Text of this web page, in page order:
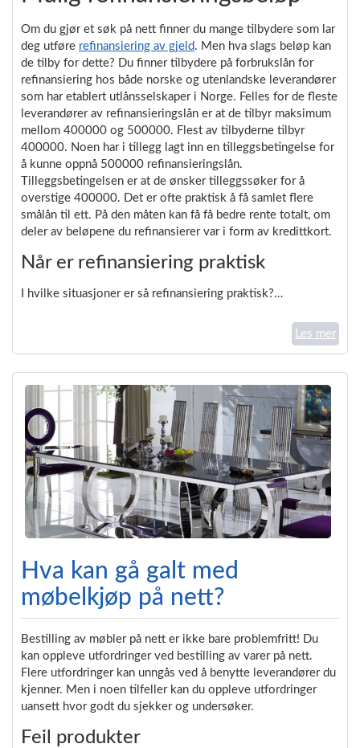
Om du gjør et søk på nett finner du mange tilbydere som lar
deg utføre refinansiering av gjeld . Men hva slags beløp kan
de tilby for dette? Du finner tilbydere på forbrukslån for
refinansiering hos både norske og utenlandske leverandører
som har etablert utlånsselskaper i Norge. Felles for de fleste
leverandører av refinansieringslån er at de tilbyr maksimum
mellom 400000 og 500000. Flest av tilbyderne tilbyr
400000. Noen har i tillegg lagt inn en tilleggsbetingelse for
å kunne oppnå 500000 refinansieringslån.
Tilleggsbetingelsen er at de ønsker tilleggssøker for å
overstige 400000. Det er ofte praktisk å få samlet flere
smålån til ett. På den måten kan få få bedre rente totalt, om
deler av beløpene du refinansierer var i form av kredittkort.
Når er refinansiering praktisk
I hvilke situasjoner er så refinansiering praktisk?…
Les mer
Hva kan gå galt med
møbelkjøp på nett?
Bestilling av møbler på nett er ikke bare problemfritt! Du
kan oppleve utfordringer ved bestilling av varer på nett.
Flere utfordringer kan unngås ved å benytte leverandører du
kjenner. Men i noen tilfeller kan du oppleve utfordringer
uansett hvor godt du sjekker og undersøker.
Feil produkter